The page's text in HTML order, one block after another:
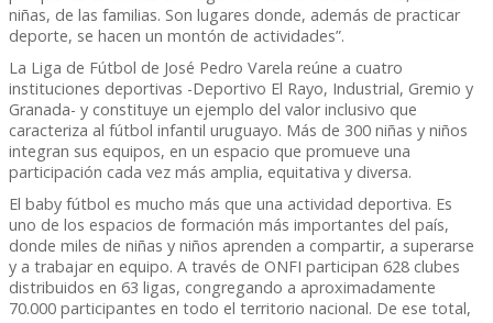
niñas, de las familias. Son lugares donde, además de practicar
deporte, se hacen un montón de actividades”.
La Liga de Fútbol de José Pedro Varela reúne a cuatro
instituciones deportivas -Deportivo El Rayo, Industrial, Gremio y
Granada- y constituye un ejemplo del valor inclusivo que
caracteriza al fútbol infantil uruguayo. Más de 300 niñas y niños
integran sus equipos, en un espacio que promueve una
participación cada vez más amplia, equitativa y diversa.
El baby fútbol es mucho más que una actividad deportiva. Es
uno de los espacios de formación más importantes del país,
donde miles de niñas y niños aprenden a compartir, a superarse
y a trabajar en equipo. A través de ONFI participan 628 clubes
distribuidos en 63 ligas, congregando a aproximadamente
70.000 participantes en todo el territorio nacional. De ese total,